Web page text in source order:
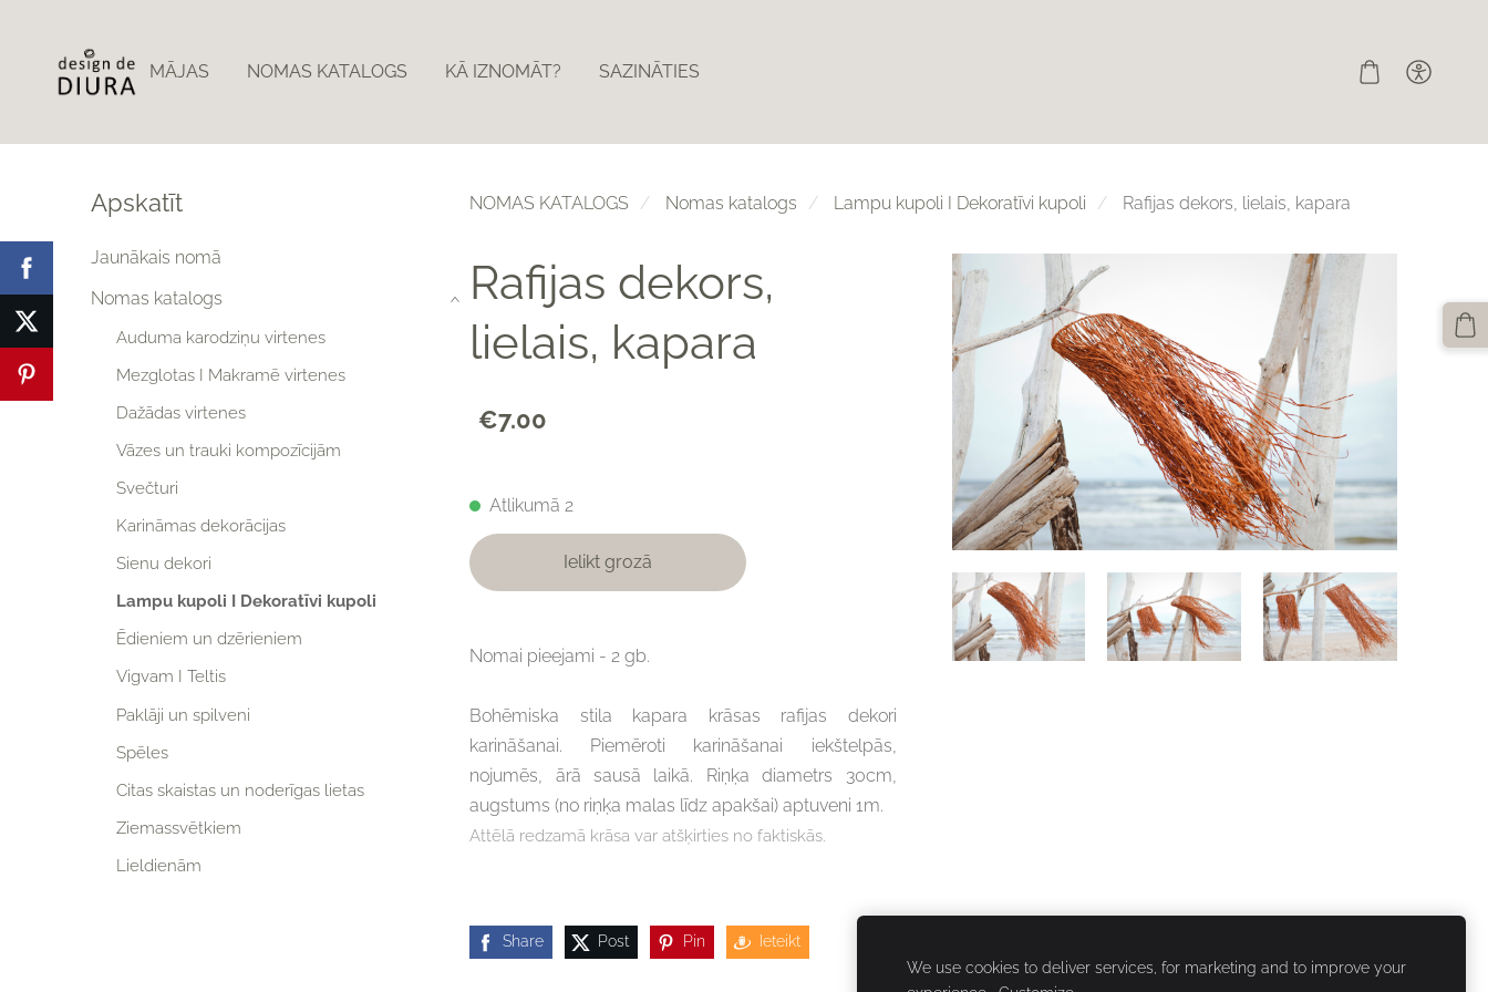
MĀJAS NOMAS KATALOGS KĀ IZNOMĀT? SAZINĀTIES
Apskatīt
Jaunākais nomā
Nomas katalogs
Auduma karodziņu virtenes
Mezglotas I Makramē virtenes
Dažādas virtenes
Vāzes un trauki kompozīcijām
Svečturi
Karināmas dekorācijas
Sienu dekori
Lampu kupoli I Dekoratīvi kupoli
Ēdieniem un dzērieniem
Vigvam I Teltis
Paklāji un spilveni
Spēles
Citas skaistas un noderīgas lietas
Ziemassvētkiem
Lieldienām
›
NOMAS KATALOGS Nomas katalogs Lampu kupoli I Dekoratīvi kupoli Rafijas dekors, lielais, kapara
Rafijas dekors,
lielais, kapara
€7.00
Atlikumā 2
Ielikt grozā
Nomai pieejami - 2 gb.
Bohēmiska stila kapara krāsas rafijas dekori
karināšanai. Piemēroti karināšanai iekštelpās,
nojumēs, ārā sausā laikā. Riņķa diametrs 30cm,
augstums (no riņķa malas līdz apakšai) aptuveni 1m.
Attēlā redzamā krāsa var atšķirties no faktiskās.
Share Post Pin Ieteikt
We use cookies to deliver services, for marketing and to improve your